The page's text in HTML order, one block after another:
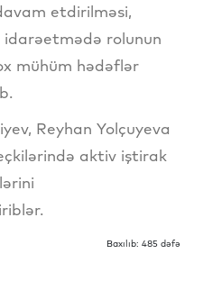
etdirilməsi,
idarəetmədə rolunun
mühüm hədəflər
Reyhan Yolçuyeva
aktiv iştirak
Baxılıb: 485 dəfə